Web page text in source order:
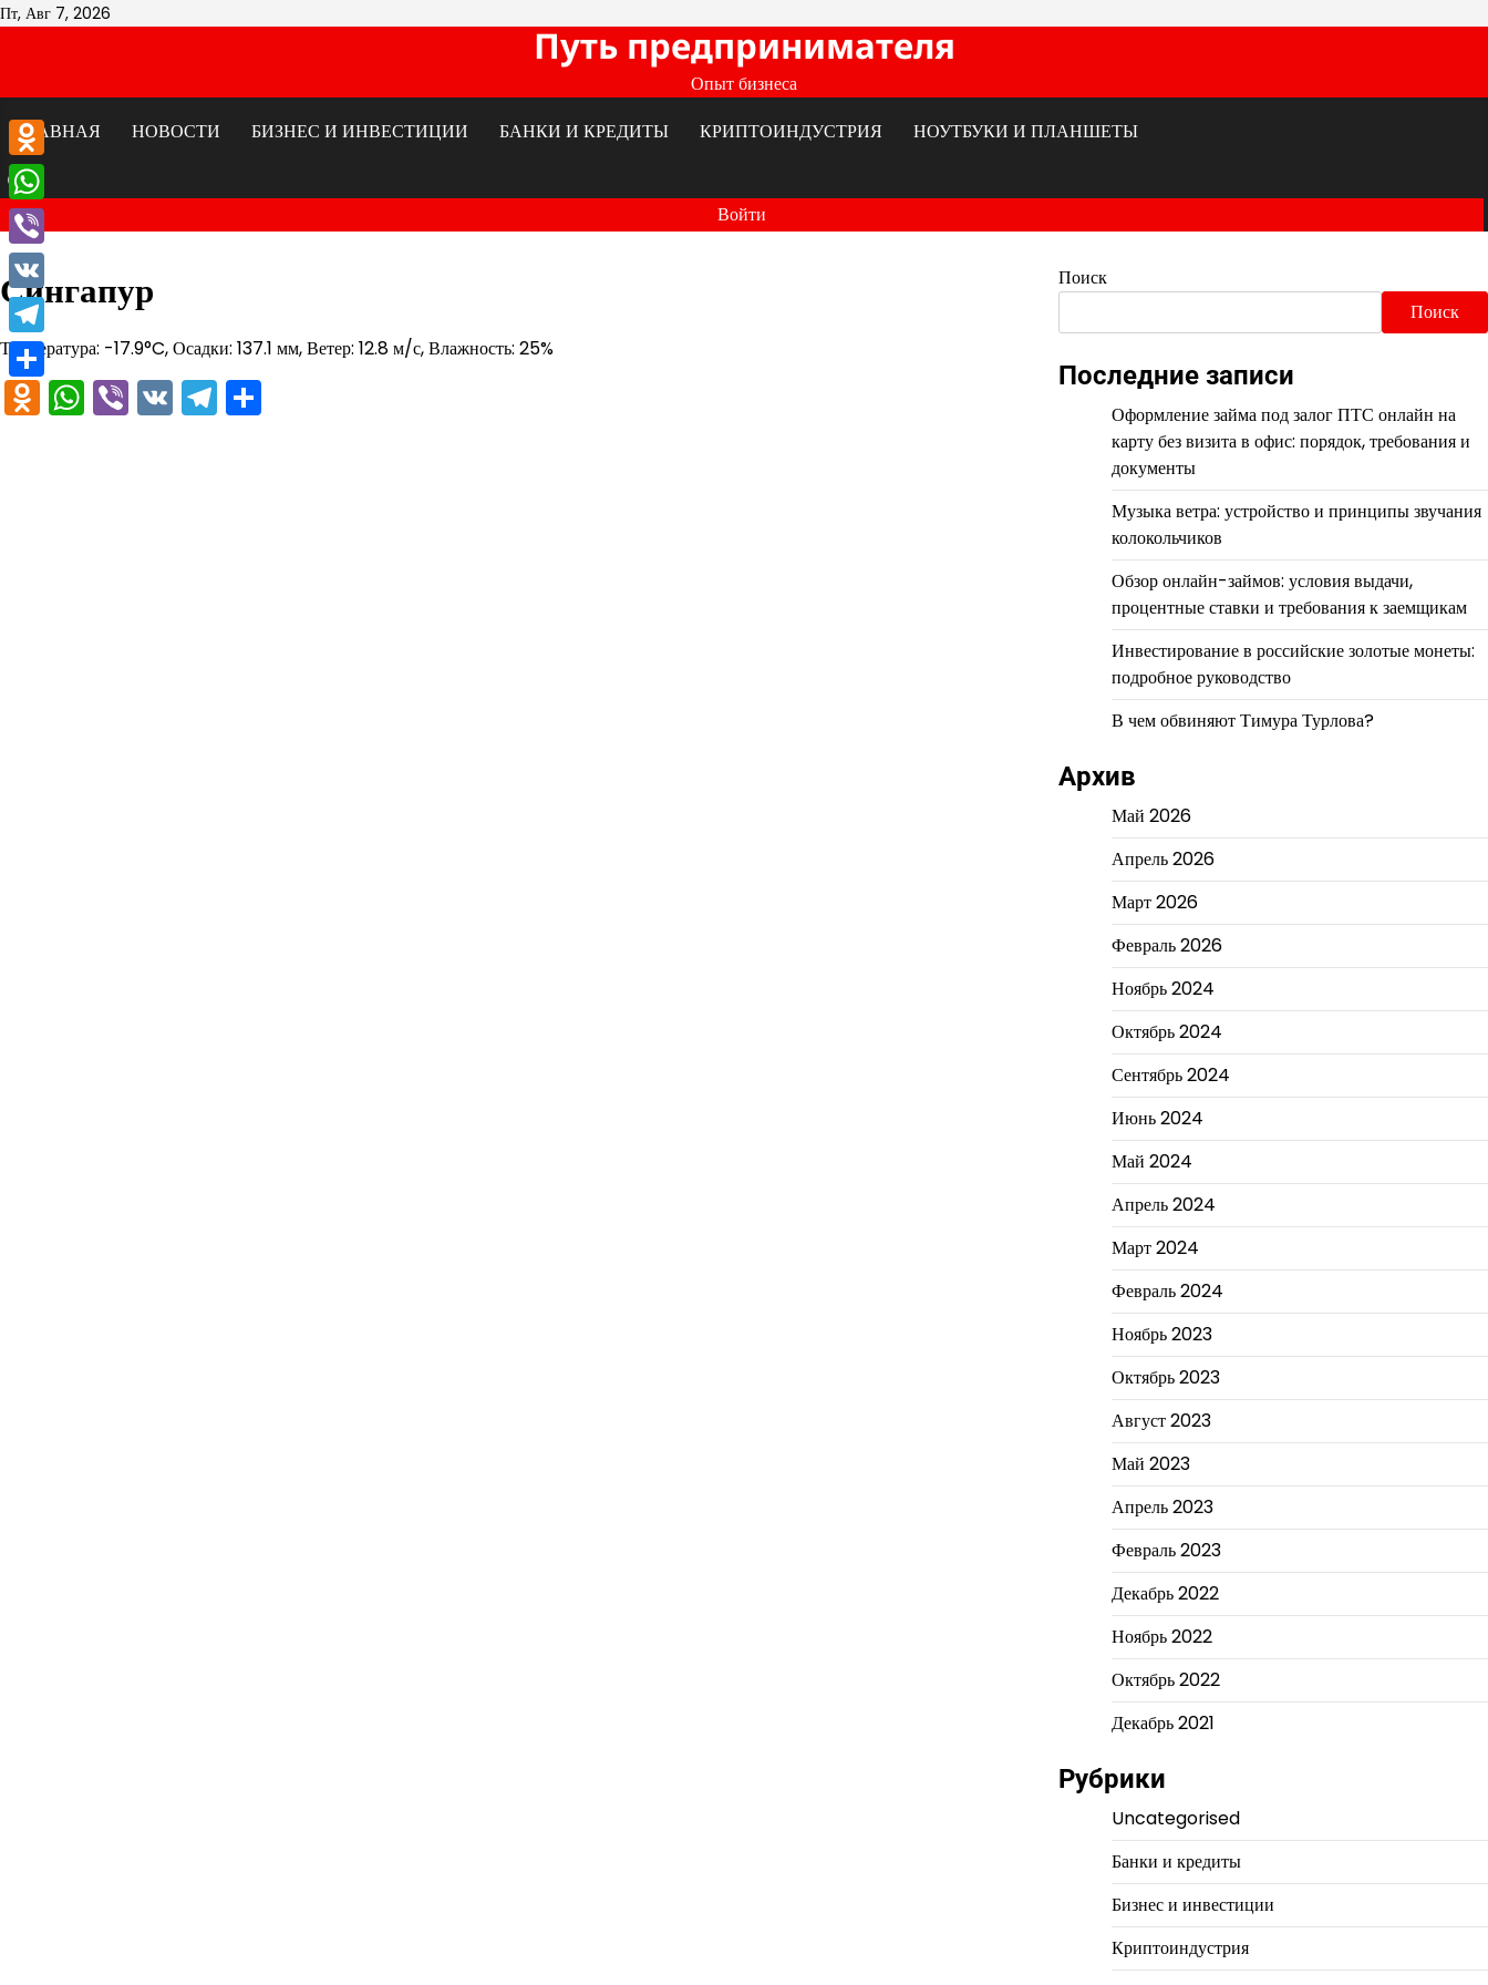
Перейти
Пт, Авг 7, 2026
Путь предпринимателя
Опыт бизнеса
ГЛАВНАЯ
НОВОСТИ БИЗНЕС И ИНВЕСТИЦИИ БАНКИ И КРЕДИТЫ КРИПТОИНДУСТРИЯ НОУТБУКИ И ПЛАНШЕТЫ
Войти
Сингапур
Температура: -17.9°C, Осадки: 137.1 мм, Ветер: 12.8 м/с, Влажность: 25%
Odnoklassniki
WhatsApp
Viber
VKTelegram
Поиск
Поиск
Последние записи
Оформление займа под залог ПТС онлайн на
карту без визита в офис: порядок, требования и
документы
Музыка ветра: устройство и принципы звучания
колокольчиков
Обзор онлайн-займов: условия выдачи,
процентные ставки и требования к заемщикам
Инвестирование в российские золотые монеты:
подробное руководство
В чем обвиняют Тимура Турлова?
Архив
Май 2026
Апрель 2026
Март 2026
Февраль 2026
Ноябрь 2024
Октябрь 2024
Сентябрь 2024
Июнь 2024
Май 2024
Апрель 2024
Март 2024
Февраль 2024
Ноябрь 2023
Октябрь 2023
Август 2023
Май 2023
Апрель 2023
Февраль 2023
Декабрь 2022
Ноябрь 2022
Октябрь 2022
Декабрь 2021
Рубрики
Uncategorised
Банки и кредиты
Бизнес и инвестиции
Криптоиндустрия
Odnoklassniki
WhatsApp
Viber
VK
Telegram
Отправить